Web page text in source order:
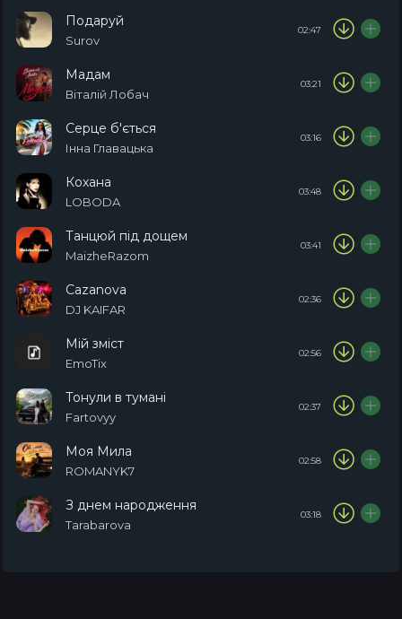
Подаруй
Surov
02:47
Мадам
Віталій Лобач
03:21
Серце б'ється
Інна Главацька
03:16
Кохана
LOBODA
03:48
Танцюй під дощем
MaizheRazom
03:41
Cazanova
DJ KAIFAR
02:36
Мій зміст
EmoTix
02:56
Тонули в тумані
Fartovyy
02:37
Моя Мила
ROMANYK7
02:58
З днем народження
Tarabarova
03:18